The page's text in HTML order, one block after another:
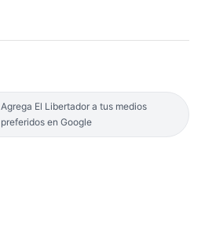
Agrega El Libertador a tus medios
preferidos en Google